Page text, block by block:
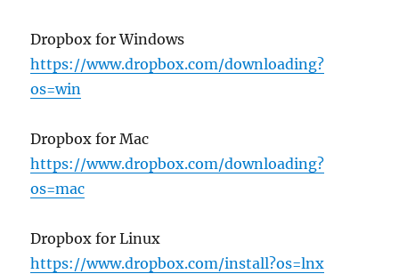
Dropbox for Windows
https://www.dropbox.com/downloading?
os=win
Dropbox for Mac
https://www.dropbox.com/downloading?
os=mac
Dropbox for Linux
https://www.dropbox.com/install?os=lnx